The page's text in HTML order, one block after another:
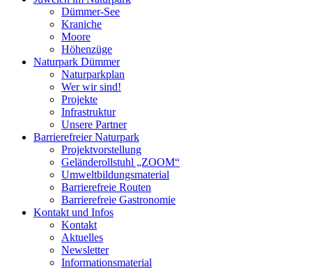
Dümmer-See
Kraniche
Moore
Höhenzüge
Naturpark Dümmer
Naturparkplan
Wer wir sind!
Projekte
Infrastruktur
Unsere Partner
Barrierefreier Naturpark
Projektvorstellung
Geländerollstuhl „ZOOM“
Umweltbildungsmaterial
Barrierefreie Routen
Barrierefreie Gastronomie
Kontakt und Infos
Kontakt
Aktuelles
Newsletter
Informationsmaterial